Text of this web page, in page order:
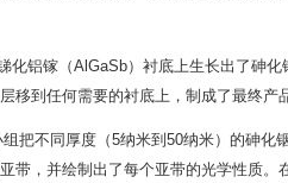
铝镓（AlGaSb）衬底上生长出了砷
移到任何需要的衬底上，制成了最终产
把不同厚度（5纳米到50纳米）的砷化
带，并绘制出了每个亚带的光学性质